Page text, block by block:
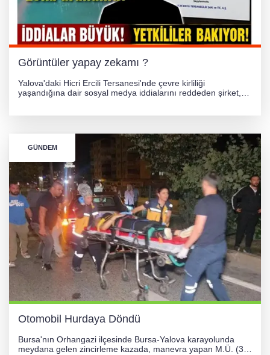
Görüntüler yapay zekamı ?
Yalova'daki Hicri Ercili Tersanesi'nde çevre kirliliği
yaşandığına dair sosyal medya iddialarını reddeden şirket,
GÜNDEM
Otomobil Hurdaya Döndü
Bursa'nın Orhangazi ilçesinde Bursa-Yalova karayolunda
meydana gelen zincirleme kazada, manevra yapan M.Ü. (35)